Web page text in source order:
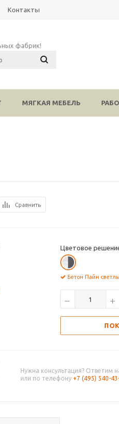
Контакты
фабрик!
МЯГКАЯ МЕБЕЛЬ
Сравнить
Цветовое
Бетон Пайн
Нужна консультация? Ответим
или по телефону +7 (495) 540-